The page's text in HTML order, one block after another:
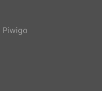
Piwigo